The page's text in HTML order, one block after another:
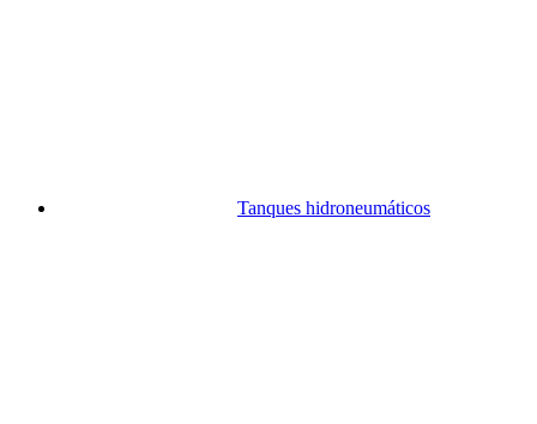
Tanques hidroneumáticos